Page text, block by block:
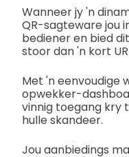
Wanneer jy 'n
QR-sagteware jou
bediener en bied
stoor dan 'n kort
Met 'n eenvoudige
opwekker-
vinnig toegang kry
hulle skandeer.
Jou aanbiedings